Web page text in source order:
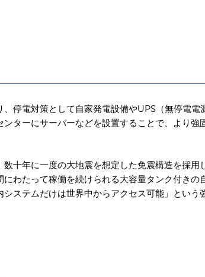
停電対策として自家発電設備やUPS（無停電電
ターにサーバーなどを設置することで、より強
十年に一度の大地震を想定した免震構造を採用
わたって稼働を続けられる大容量タンク付きの
ステムだけは世界中からアクセス可能」という